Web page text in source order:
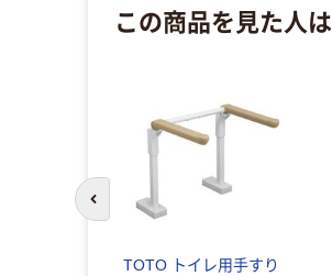
この商品を見た人
TOTO トイレ用手すり
前のスライドへ